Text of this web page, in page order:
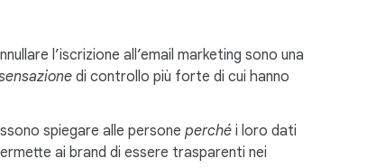
l’iscrizione all’email marketing sono una
di controllo più forte di cui hanno
spiegare alle persone perché i loro dati
ai brand di essere trasparenti nei